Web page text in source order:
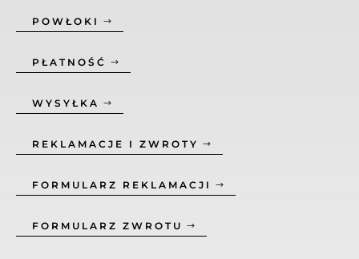
POWŁOKI
PŁATNOŚĆ
WYSYŁKA
REKLAMACJE I ZWROTY
FORMULARZ REKLAMACJI
FORMULARZ ZWROTU